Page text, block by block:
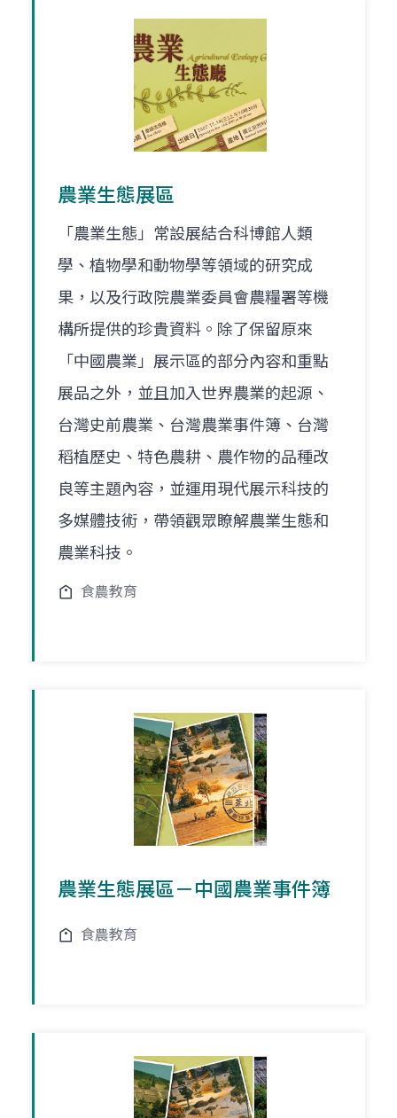
農業生態展區
「農業生態」常設展結合科博館人類
學、植物學和動物學等領域的研究成
果，以及行政院農業委員會農糧署等機
構所提供的珍貴資料。除了保留原來
「中國農業」展示區的部分內容和重點
展品之外，並且加入世界農業的起源、
台灣史前農業、台灣農業事件簿、台灣
稻植歷史、特色農耕、農作物的品種改
良等主題內容，並運用現代展示科技的
多媒體技術，帶領觀眾瞭解農業生態和
農業科技。
食農教育
農業生態展區－中國農業事件簿
食農教育